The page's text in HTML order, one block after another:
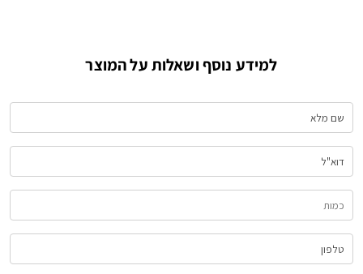
למידע נוסף ושאלות על המוצר